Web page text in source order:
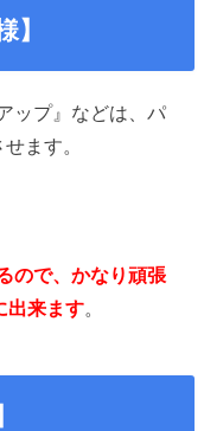
】
ップ』などは、パ
ます。
ので、かなり頑張
出来ます。